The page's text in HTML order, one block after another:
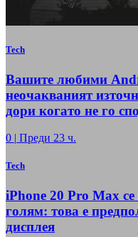
Tech
Вашите любими
неочакваният
дори когато не го
0 | Преди 23 ч.
Tech
iPhone 20 Pro Max
голям: това е
дисплея